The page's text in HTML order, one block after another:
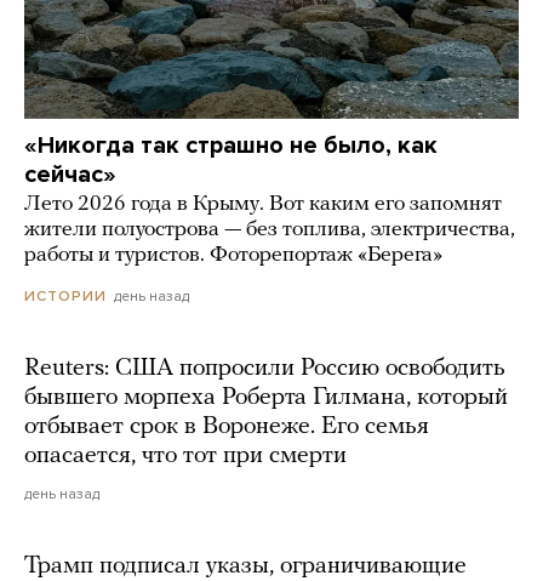
«Никогда так страшно не было, как
сейчас»
Лето 2026 года в Крыму. Вот каким его запомнят
жители полуострова — без топлива, электричества,
работы и туристов. Фоторепортаж «Берега»
ИСТОРИИ день назад
Reuters: США попросили Россию освободить
бывшего морпеха Роберта Гилмана, который
отбывает срок в Воронеже. Его семья
опасается, что тот при смерти
день назад
Трамп подписал указы, ограничивающие